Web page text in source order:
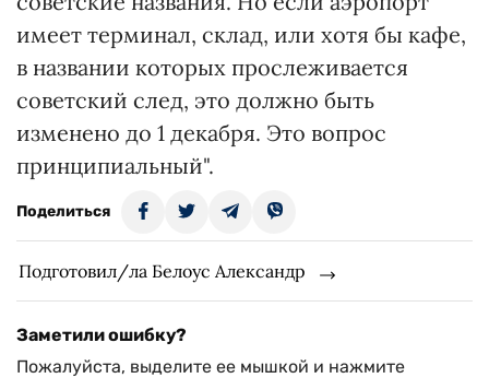
имеет терминал, склад, или хотя бы кафе,
в названии которых прослеживается
советский след, это должно быть
изменено до 1 декабря. Это вопрос
принципиальный".
Поделиться
Подготовил/ла Белоус Александр
Заметили ошибку?
Пожалуйста, выделите ее мышкой и нажмите